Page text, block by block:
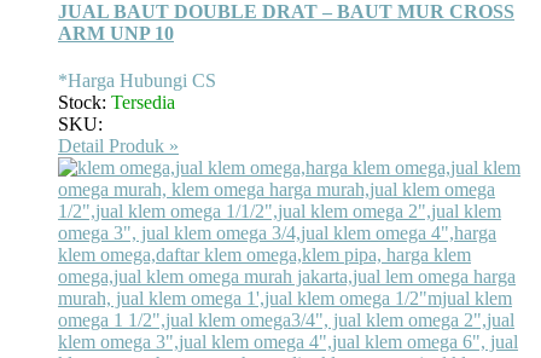
JUAL BAUT DOUBLE DRAT – BAUT MUR CROSS
ARM UNP 10
*Harga Hubungi CS
Stock: Tersedia
SKU:
Detail Produk »